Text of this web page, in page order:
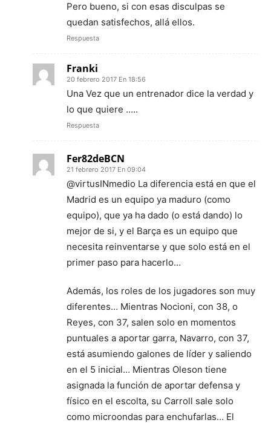
Pero bueno, si con esas disculpas se
quedan satisfechos, allá ellos.
Respuesta
Franki
20 febrero 2017 En 18:56
Una Vez que un entrenador dice la verdad y
lo que quiere …..
Respuesta
Fer82deBCN
21 febrero 2017 En 09:04
@virtusINmedio La diferencia está en que el
Madrid es un equipo ya maduro (como
equipo), que ya ha dado (o está dando) lo
mejor de si, y el Barça es un equipo que
necesita reinventarse y que solo está en el
primer paso para hacerlo…
Además, los roles de los jugadores son muy
diferentes… Mientras Nocioni, con 38, o
Reyes, con 37, salen solo en momentos
puntuales a aportar garra, Navarro, con 37,
está asumiendo galones de líder y saliendo
en el 5 inicial… Mientras Oleson tiene
asignada la función de aportar defensa y
físico en el escolta, su Carroll sale solo
como microondas para enchufarlas… El